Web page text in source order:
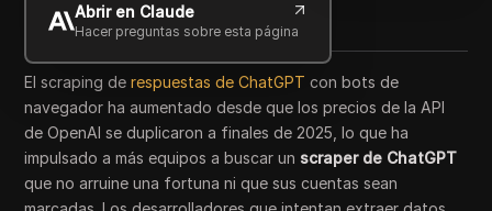
Abrir en Claude
Hacer preguntas sobre esta página
Copy Link
El scraping derespuestas de ChatGPT con bots de
navegador ha aumentado desde que los precios de la API
de OpenAI se duplicaron a finales de 2025, lo que ha
impulsado a más equipos a buscar un scraper de ChatGPT
que no arruine una fortuna ni que sus cuentas sean